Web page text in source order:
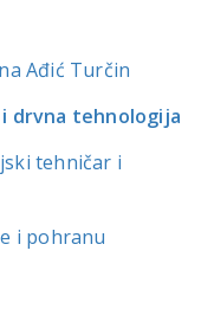
Ađić Turčin
drvna tehnologija
tehničar i
i pohranu